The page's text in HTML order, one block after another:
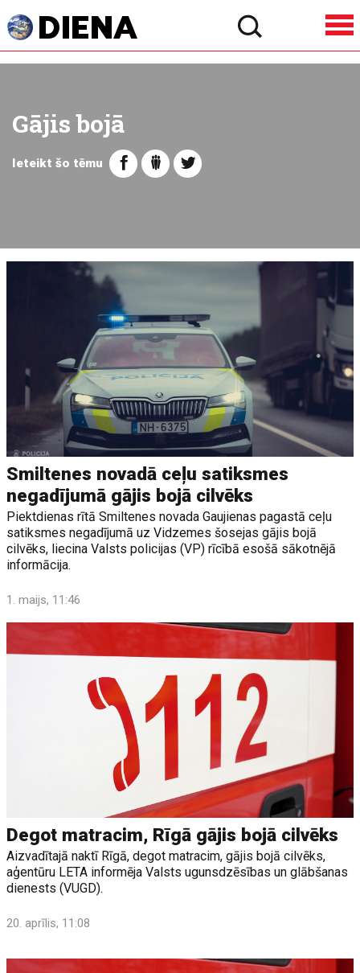
Gājis bojā
Ieteikt šo tēmu
Smiltenes novadā ceļu satiksmes
negadījumā gājis bojā cilvēks
Piektdienas rītā Smiltenes novada Gaujienas pagastā ceļu
satiksmes negadījumā uz Vidzemes šosejas gājis bojā
cilvēks, liecina Valsts policijas (VP) rīcībā esošā sākotnējā
informācija.
1. maijs, 11:46
Degot matracim, Rīgā gājis bojā cilvēks
Aizvadītajā naktī Rīgā, degot matracim, gājis bojā cilvēks,
aģentūru LETA informēja Valsts ugunsdzēsības un glābšanas
dienests (VUGD).
20. aprīlis, 11:08